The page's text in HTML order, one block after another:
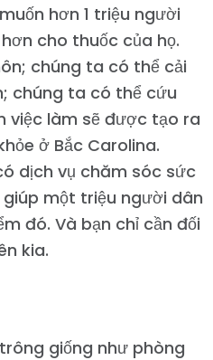
hơn 1 triệu người
cho thuốc của họ.
chúng ta có thể cải
chúng ta có thể cứu
việc làm sẽ được tạo ra
ở Bắc Carolina.
dịch vụ chăm sóc sức
giúp một triệu người dân
đó. Và bạn chỉ cần đối
kia.
giống như phòng